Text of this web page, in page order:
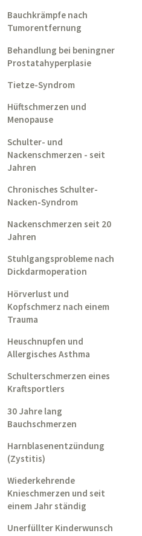
Bauchkrämpfe nach
Tumorentfernung
Behandlung bei beningner
Prostatahyperplasie
Tietze-Syndrom
Hüftschmerzen und
Menopause
Schulter- und
Nackenschmerzen - seit
Jahren
Chronisches Schulter-
Nacken-Syndrom
Nackenschmerzen seit 20
Jahren
Stuhlgangsprobleme nach
Dickdarmoperation
Hörverlust und
Kopfschmerz nach einem
Trauma
Heuschnupfen und
Allergisches Asthma
Schulterschmerzen eines
Kraftsportlers
30 Jahre lang
Bauchschmerzen
Harnblasenentzündung
(Zystitis)
Wiederkehrende
Knieschmerzen und seit
einem Jahr ständig
Unerfüllter Kinderwunsch